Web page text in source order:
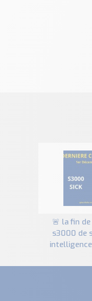
🚨 la fin de la gamme
s3000 de